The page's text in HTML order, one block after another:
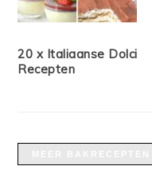
20 x Italiaanse Dolci
Recepten